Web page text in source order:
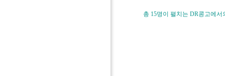
총 15명이 펼치는 DR콩고에